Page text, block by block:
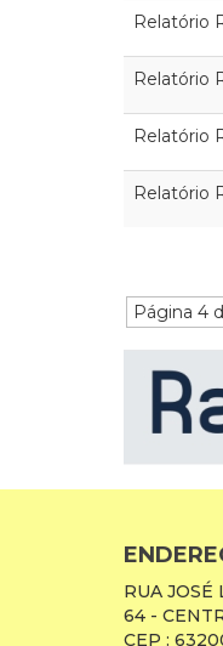
Relatório
Relatório
Relatório
Relatório
Página 4
RUA
64 -
CEP :